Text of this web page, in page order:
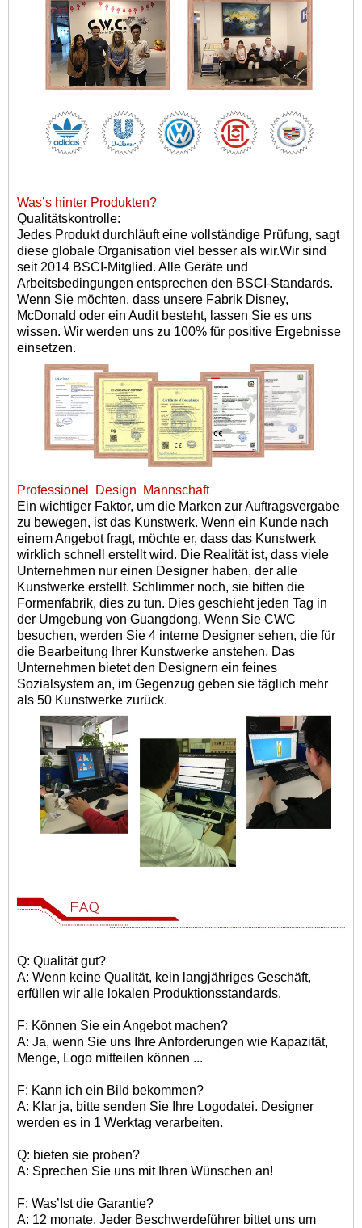
Was’s hinter Produkten?
Qualitätskontrolle:
Jedes Produkt durchläuft eine vollständige Prüfung, sagt
diese globale Organisation viel besser als wir.Wir sind
seit 2014 BSCI-Mitglied. Alle Geräte und
Arbeitsbedingungen entsprechen den BSCI-Standards.
Wenn Sie möchten, dass unsere Fabrik Disney,
McDonald oder ein Audit besteht, lassen Sie es uns
wissen. Wir werden uns zu 100% für positive Ergebnisse
einsetzen.
Professionel Design Mannschaft
Ein wichtiger Faktor, um die Marken zur Auftragsvergabe
zu bewegen, ist das Kunstwerk. Wenn ein Kunde nach
einem Angebot fragt, möchte er, dass das Kunstwerk
wirklich schnell erstellt wird. Die Realität ist, dass viele
Unternehmen nur einen Designer haben, der alle
Kunstwerke erstellt. Schlimmer noch, sie bitten die
Formenfabrik, dies zu tun. Dies geschieht jeden Tag in
der Umgebung von Guangdong. Wenn Sie CWC
besuchen, werden Sie 4 interne Designer sehen, die für
die Bearbeitung Ihrer Kunstwerke anstehen. Das
Unternehmen bietet den Designern ein feines
Sozialsystem an, im Gegenzug geben sie täglich mehr
als 50 Kunstwerke zurück.
Q: Qualität gut?
A: Wenn keine Qualität, kein langjähriges Geschäft,
erfüllen wir alle lokalen Produktionsstandards.
F: Können Sie ein Angebot machen?
A: Ja, wenn Sie uns Ihre Anforderungen wie Kapazität,
Menge, Logo mitteilen können ...
F: Kann ich ein Bild bekommen?
A: Klar ja, bitte senden Sie Ihre Logodatei. Designer
werden es in 1 Werktag verarbeiten.
Q: bieten sie proben?
A: Sprechen Sie uns mit Ihren Wünschen an!
F: Was’ Ist die Garantie?
A: 12 monate. Jeder Beschwerdeführer bittet uns um